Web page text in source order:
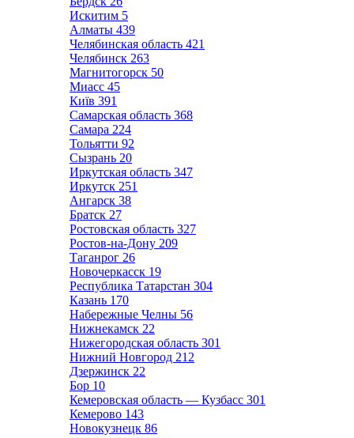
Искитим 5
Алматы 439
Челябинская область 421
Челябинск 263
Магнитогорск 50
Миасс 45
Київ 391
Самарская область 368
Самара 224
Тольятти 92
Сызрань 20
Иркутская область 347
Иркутск 251
Ангарск 38
Братск 27
Ростовская область 327
Ростов-на-Дону 209
Таганрог 26
Новочеркасск 19
Республика Татарстан 304
Казань 170
Набережные Челны 56
Нижнекамск 22
Нижегородская область 301
Нижний Новгород 212
Дзержинск 22
Бор 10
Кемеровская область — Кузбасс 301
Кемерово 143
Новокузнецк 86